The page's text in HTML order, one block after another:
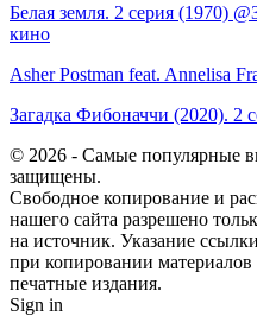
Белая земля. 2 серия (1970)
кино
Asher Postman feat. Annelisa
Загадка Фибоначчи (2020). 2
© 2026 - Самые популярные
защищены.
Свободное копирование и
нашего сайта разрешено
на источник. Указание
при копировании
печатные издания.
Sign in